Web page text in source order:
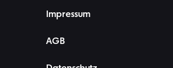
Impressum
AGB